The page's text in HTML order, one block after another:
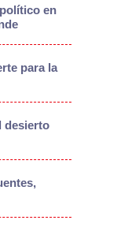
en
para la
desierto